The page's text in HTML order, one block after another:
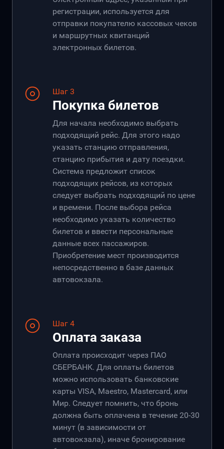
регистрации, используется для
отправки покупателю кассовых чеков
и маршрутных квитанций
электронных билетов.
Шаг 3
Покупка билетов
Для начала необходимо выбрать
подходящий рейс. Для этого надо
указать станцию отправления,
станцию прибытия и дату поездки.
Система предложит список
подходящих рейсов, из которых
следует выбрать подходящий по цене
и времени. После выбора рейса
необходимо указать количество
билетов и ввести персональные
данные всех пассажиров.
Приобретение мест производится
непосредственно в базе данных
автовокзала.
Шаг 4
Оплата заказа
Оплата происходит через ПАО
СБЕРБАНК. Для оплаты билетов
можно использовать банковские
карты VISA, Maestro, Mastercard, или
Мир. Следует помнить, что бронь
должна быть оплачена в течение 20-30
минут (в зависимости от
автовокзала), иначе бронирование